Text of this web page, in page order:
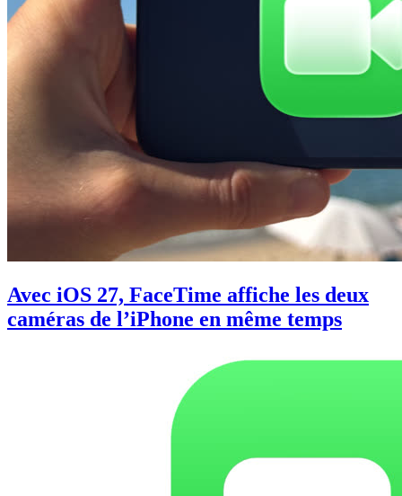
Avec iOS 27, FaceTime affiche les deux
caméras de l’iPhone en même temps